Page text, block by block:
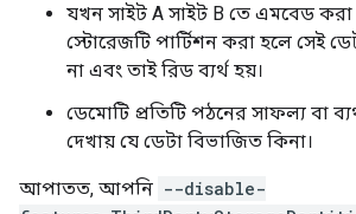
যখন সাইট A সাইট B তে এমবেড
স্টোরেজটি পার্টিশন করা হলে সেই
না এবং তাই রিড ব্যর্থ হয়।
ডেমোটি প্রতিটি পঠনের সাফল্য বা
দেখায় যে ডেটা বিভাজিত কিনা।
আপাতত, আপনি --disable-